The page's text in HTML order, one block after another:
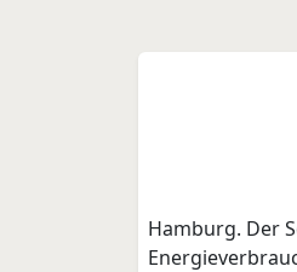
Hamburg. Der